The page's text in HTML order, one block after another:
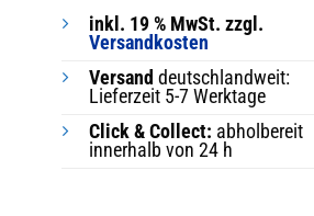
inkl. 19 % MwSt. zzgl.
Versandkosten
Versand deutschlandweit:
Lieferzeit 5-7 Werktage
Click & Collect: abholbereit
innerhalb von 24 h